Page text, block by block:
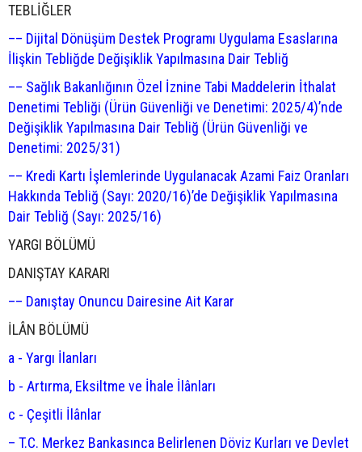
TEBLİĞLER
–– Dijital Dönüşüm Destek Programı Uygulama Esaslarına
İlişkin Tebliğde Değişiklik Yapılmasına Dair Tebliğ
–– Sağlık Bakanlığının Özel İznine Tabi Maddelerin İthalat
Denetimi Tebliği (Ürün Güvenliği ve Denetimi: 2025/4)’nde
Değişiklik Yapılmasına Dair Tebliğ (Ürün Güvenliği ve
Denetimi: 2025/31)
–– Kredi Kartı İşlemlerinde Uygulanacak Azami Faiz Oranları
Hakkında Tebliğ (Sayı: 2020/16)’de Değişiklik Yapılmasına
Dair Tebliğ (Sayı: 2025/16)
YARGI BÖLÜMÜ
DANIŞTAY KARARI
–– Danıştay Onuncu Dairesine Ait Karar
İLÂN BÖLÜMÜ
a - Yargı İlanları
b - Artırma, Eksiltme ve İhale İlânları
c - Çeşitli İlânlar
– T.C. Merkez Bankasınca Belirlenen Döviz Kurları ve Devlet